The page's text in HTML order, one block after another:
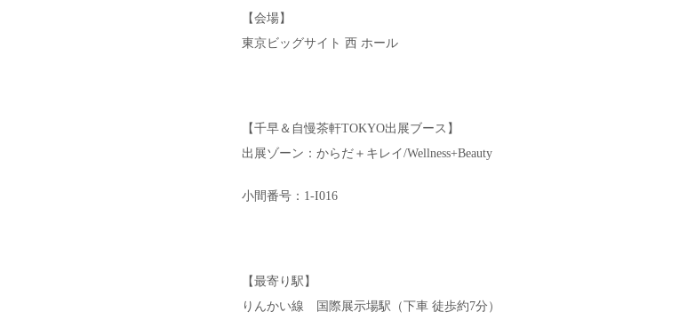
【会場】
東京ビッグサイト 西 ホール
【千早＆自慢茶軒TOKYO出展ブース】
出展ゾーン：からだ＋キレイ/Wellness+Beauty
小間番号：1-I016
【最寄り駅】
りんかい線 国際展示場駅（下車 徒歩約7分）